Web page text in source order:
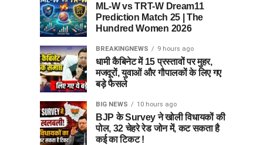
ML-W vs TRT-W Dream11
Prediction Match 25 | The
Hundred Women 2026
BREAKINGNEWS 9 hours ago
धामी कैबिनेट में 15 प्रस्तावों पर मुहर,
मजदूरों, युवाओं और गौपालकों के लिए गए
बड़े फैसले
BIG NEWS 10 hours ago
BJP के Survey ने खोली विधायकों की
पोल, 32 चेहरे रेड जोन में, कट सकता है
कई का टिकट !